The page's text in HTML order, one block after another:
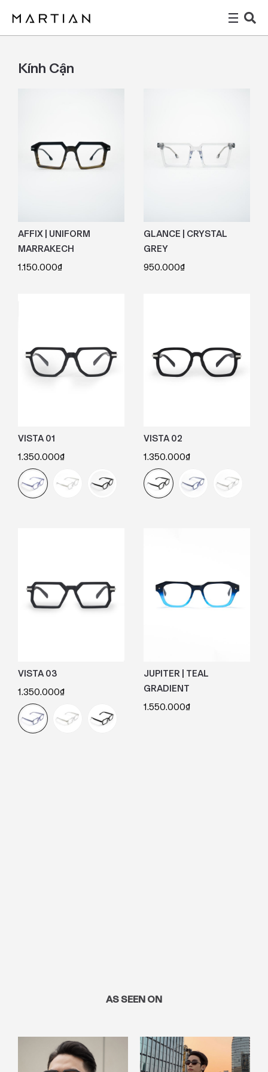
Kính Cận
AFFIX | UNIFORM
MARRAKECH
1.150.000₫
GLANCE | CRYSTAL
GREY
950.000₫
VISTA 01
1.350.000₫
VISTA 02
1.350.000₫
VISTA 03
1.350.000₫
JUPITER | TEAL
GRADIENT
1.550.000₫
AS SEEN ON